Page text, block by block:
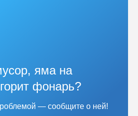
яма на
фонарь?
— сообщите о ней!